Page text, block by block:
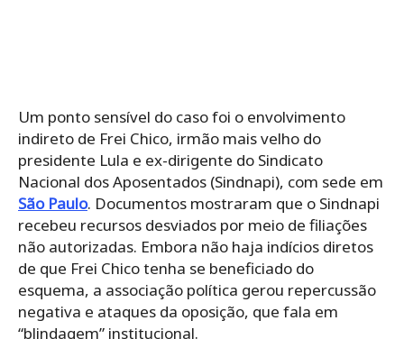
Um ponto sensível do caso foi o envolvimento
indireto de Frei Chico, irmão mais velho do
presidente Lula e ex-dirigente do Sindicato
Nacional dos Aposentados (Sindnapi), com sede em
São Paulo. Documentos mostraram que o Sindnapi
recebeu recursos desviados por meio de filiações
não autorizadas. Embora não haja indícios diretos
de que Frei Chico tenha se beneficiado do
esquema, a associação política gerou repercussão
negativa e ataques da oposição, que fala em
“blindagem” institucional.